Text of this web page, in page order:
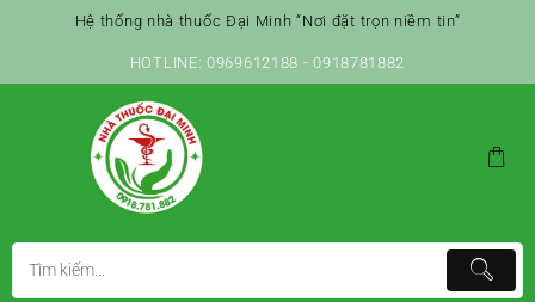
Hệ thống nhà thuốc Đại Minh “Nơi đặt trọn niềm tin”
HOTLINE: 0969612188 - 0918781882